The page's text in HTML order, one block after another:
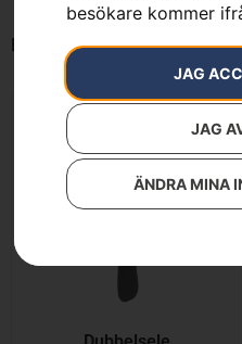
besökare kommer
JAG
JAG
ÄNDRA MINA
Endast ett sökresultat